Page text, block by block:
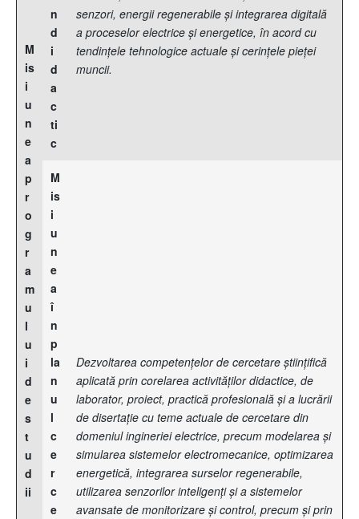
M
is
i
u
n
e
a
p
r
o
g
r
a
m
u
l
u
i
d
e
s
t
u
d
ii
n
d
i
d
a
c
ti
c
senzori, energii regenerabile și integrarea digitală
a proceselor electrice și energetice, în acord cu
tendințele tehnologice actuale și cerințele pieței
muncii.
M
is
i
u
n
e
a
î
n
p
la
n
u
l
c
e
r
c
e
Dezvoltarea competențelor de cercetare științifică
aplicată prin corelarea activităților didactice, de
laborator, proiect, practică profesională și a lucrării
de disertație cu teme actuale de cercetare din
domeniul ingineriei electrice, precum modelarea și
simularea sistemelor electromecanice, optimizarea
energetică, integrarea surselor regenerabile,
utilizarea senzorilor inteligenți și a sistemelor
avansate de monitorizare și control, precum și prin